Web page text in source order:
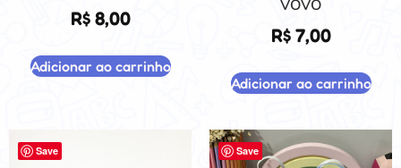
R$8,00
Adicionar ao carrinho
VOVÓ
R$7,00
Adicionar ao carrinho
Save Save